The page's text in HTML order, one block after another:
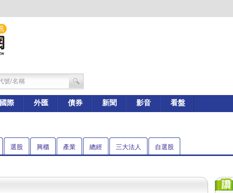
國際 外匯 債券 新聞 影音 看盤
選股 興櫃 產業 總經 三大法人 自選股